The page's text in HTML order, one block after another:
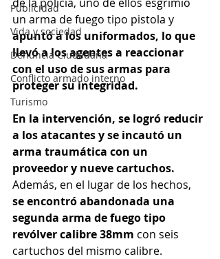
Publicidad
Vida y sociedad
Denuncia Ciudadana
Conflicto armado interno
Turismo
un arma de fuego tipo pistola y
apuntó a los uniformados, lo que
llevó a los agentes a reaccionar
con el uso de sus armas para
proteger su integridad.
En la intervención, se logró reducir
a los atacantes y se incautó un
arma traumática con un
proveedor y nueve cartuchos.
Además, en el lugar de los hechos,
se encontró abandonada una
segunda arma de fuego tipo
revólver calibre 38mm con seis
cartuchos del mismo calibre.